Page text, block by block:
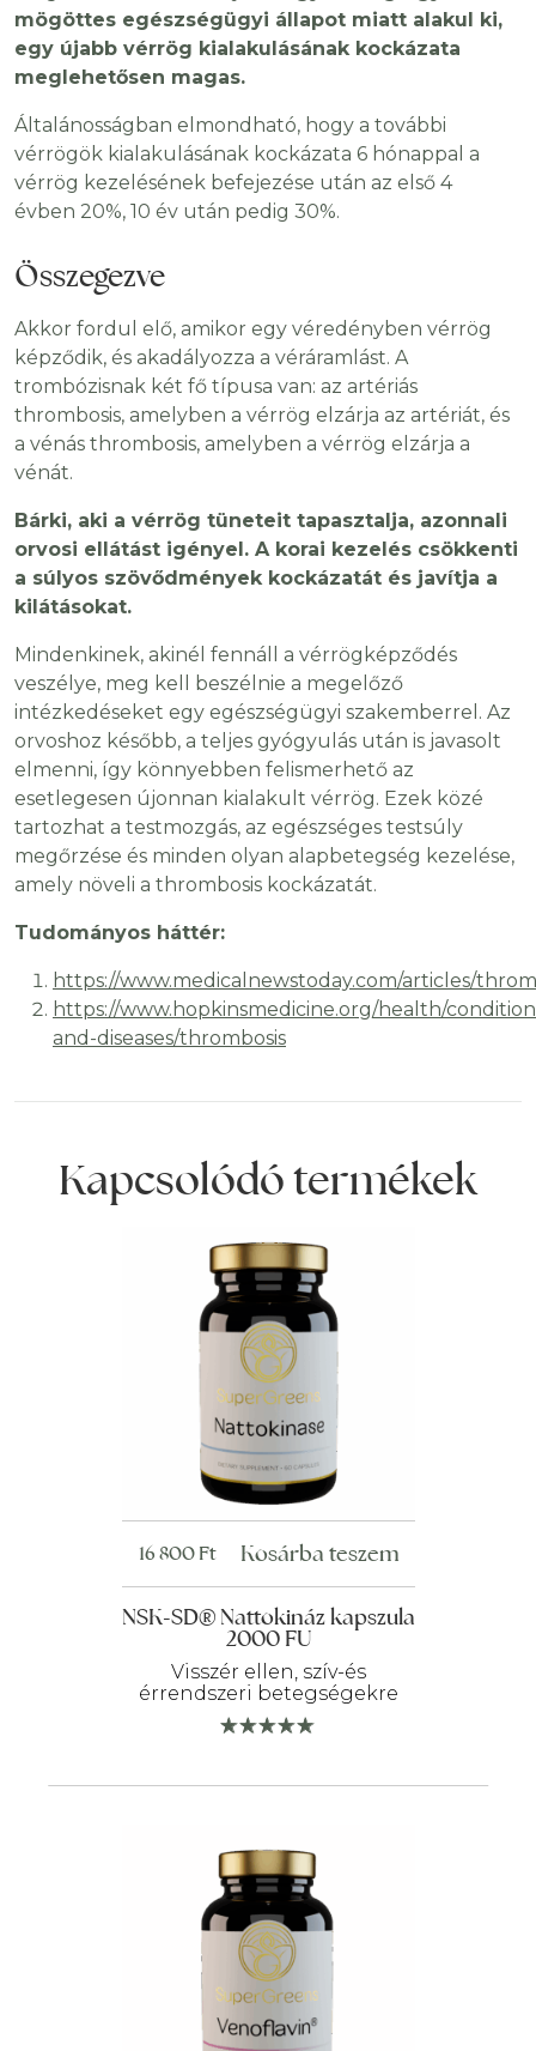
mögöttes egészségügyi állapot miatt alakul ki,
egy újabb vérrög kialakulásának kockázata
meglehetősen magas.
Általánosságban elmondható, hogy a további
vérrögök kialakulásának kockázata 6 hónappal a
vérrög kezelésének befejezése után az első 4
évben 20%, 10 év után pedig 30%.
Összegezve
Akkor fordul elő, amikor egy véredényben vérrög
képződik, és akadályozza a véráramlást. A
trombózisnak két fő típusa van: az artériás
thrombosis, amelyben a vérrög elzárja az artériát, és
a vénás thrombosis, amelyben a vérrög elzárja a
vénát.
Bárki, aki a vérrög tüneteit tapasztalja, azonnali
orvosi ellátást igényel. A korai kezelés csökkenti
a súlyos szövődmények kockázatát és javítja a
kilátásokat.
Mindenkinek, akinél fennáll a vérrögképződés
veszélye, meg kell beszélnie a megelőző
intézkedéseket egy egészségügyi szakemberrel. Az
orvoshoz később, a teljes gyógyulás után is javasolt
elmenni, így könnyebben felismerhető az
esetlegesen újonnan kialakult vérrög. Ezek közé
tartozhat a testmozgás, az egészséges testsúly
megőrzése és minden olyan alapbetegség kezelése,
amely növeli a thrombosis kockázatát.
Tudományos háttér:
https://www.medicalnewstoday.com/articles/
https://www.hopkinsmedicine.org/health/
and-diseases/thrombosis
Kapcsolódó termékek
NSK-SD® Nattokináz kapszula
2000 FU
Visszér ellen, szív-és
érrendszeri betegségekre
16 800Ft Kosárba teszem